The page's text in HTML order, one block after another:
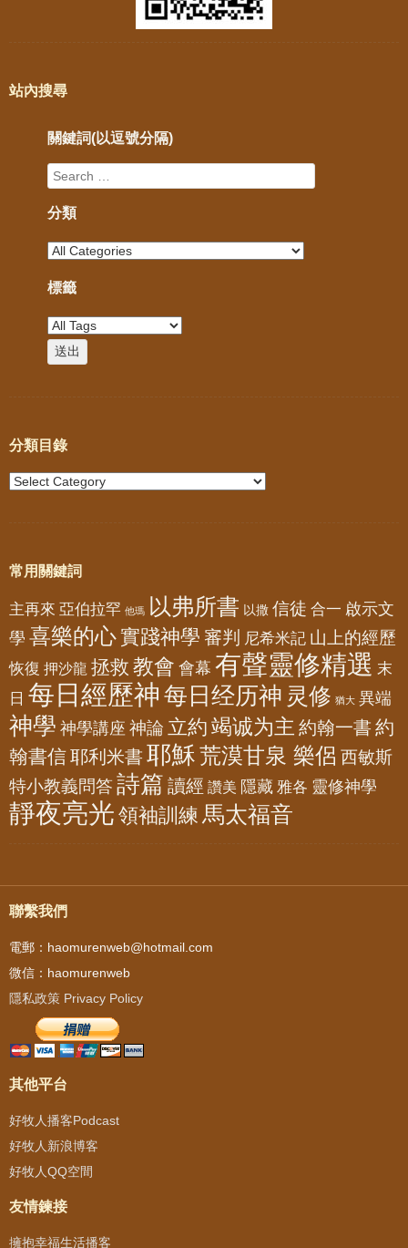
站內搜尋
關鍵詞(以逗號分隔)
分類
標籤
分類目錄
常用關鍵詞
主再來 亞伯拉罕 他瑪 以弗所書 以撒 信徒 合一 啟示文
學 喜樂的心實踐神學 審判 尼希米記 山上的經歷
恢復 押沙龍 拯救 教會 會幕 有聲靈修精選 末
日 每日經歷神 每日经历神 灵修 猶大 異端
神學 神學講座 神論 立約 竭诚为主 約翰一書 約
翰書信耶利米書 耶穌荒漠甘泉 樂侶 西敏斯
特小教義問答詩篇 讀經 讚美 隱藏 雅各 靈修神學
靜夜亮光 領袖訓練 馬太福音
聯繫我們
電郵：haomurenweb@hotmail.com
微信：haomurenweb
隱私政策 Privacy Policy
其他平台
好牧人播客Podcast
好牧人新浪博客
好牧人QQ空間
友情鍊接
擁抱幸福生活播客